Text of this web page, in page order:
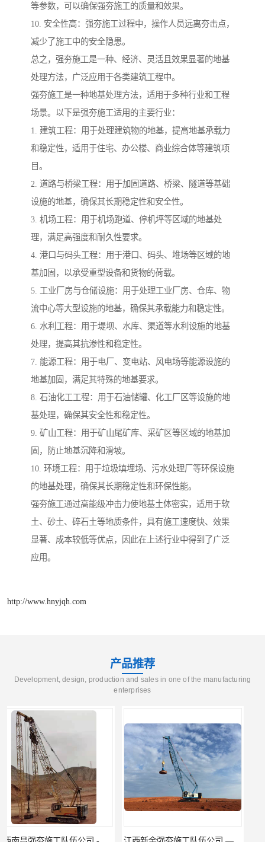
等参数，可以确保强夯施工的质量和效果。
10. 安全性高：强夯施工过程中，操作人员远离夯击点，
减少了施工中的安全隐患。
总之，强夯施工是一种、经济、灵活且效果显著的地基
处理方法，广泛应用于各类建筑工程中。
强夯施工是一种地基处理方法，适用于多种行业和工程
场景。以下是强夯施工适用的主要行业：
1. 建筑工程：用于处理建筑物的地基，提高地基承载力
和稳定性，适用于住宅、办公楼、商业综合体等建筑项
目。
2. 道路与桥梁工程：用于加固道路、桥梁、隧道等基础
设施的地基，确保其长期稳定性和安全性。
3. 机场工程：用于机场跑道、停机坪等区域的地基处
理，满足高强度和耐久性要求。
4. 港口与码头工程：用于港口、码头、堆场等区域的地
基加固，以承受重型设备和货物的荷载。
5. 工业厂房与仓储设施：用于处理工业厂房、仓库、物
流中心等大型设施的地基，确保其承载能力和稳定性。
6. 水利工程：用于堤坝、水库、渠道等水利设施的地基
处理，提高其抗渗性和稳定性。
7. 能源工程：用于电厂、变电站、风电场等能源设施的
地基加固，满足其特殊的地基要求。
8. 石油化工工程：用于石油储罐、化工厂区等设施的地
基处理，确保其安全性和稳定性。
9. 矿山工程：用于矿山尾矿库、采矿区等区域的地基加
固，防止地基沉降和滑坡。
10. 环境工程：用于垃圾填埋场、污水处理厂等环保设施
的地基处理，确保其长期稳定性和环保性能。
强夯施工通过高能级冲击力使地基土体密实，适用于软
土、砂土、碎石土等地质条件，具有施工速度快、效果
显著、成本较低等优点，因此在上述行业中得到了广泛
应用。
http://www.hnyjqh.com
产品推荐
Development, design, production and sales in one of the manufacturing
enterprises